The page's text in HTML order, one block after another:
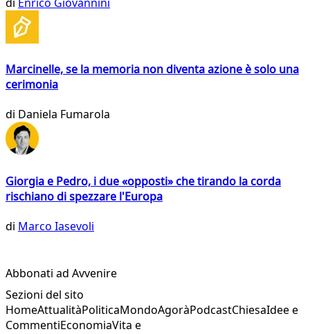
Marcinelle, se la memoria non diventa azione è solo una
cerimonia
di Daniela Fumarola
Giorgia e Pedro, i due «opposti» che tirando la corda
rischiano di spezzare l'Europa
di Marco Iasevoli
Abbonati ad Avvenire
Sezioni del sito
HomeAttualitàPoliticaMondoAgoràPodcastChiesaIdee e
CommentiEconomiaVita e